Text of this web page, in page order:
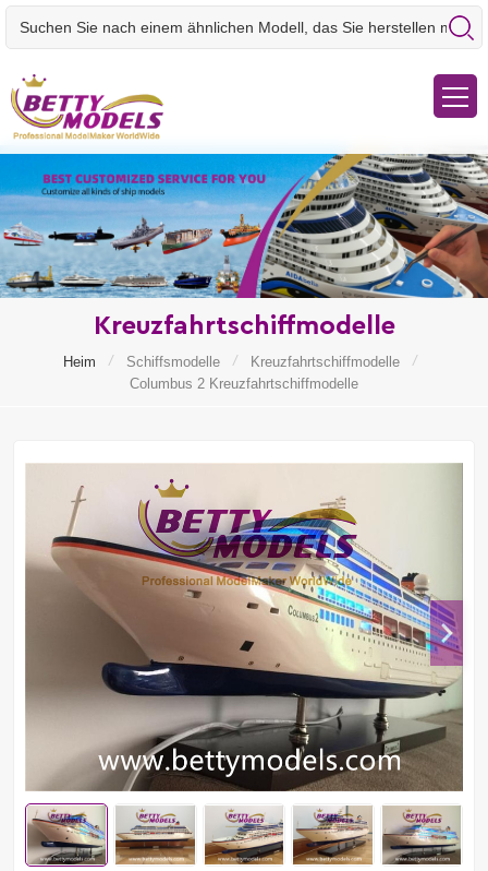
Kreuzfahrtschiffmodelle
Heim / Schiffsmodelle / Kreuzfahrtschiffmodelle
/
Columbus 2 Kreuzfahrtschiffmodelle